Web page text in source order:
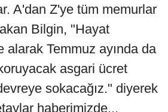
A'dan Z'ye tüm memurlar
Bilgin, "Hayat
alarak Temmuz ayında da
asgari ücret
sokacağız." diyerek
haberimizde...